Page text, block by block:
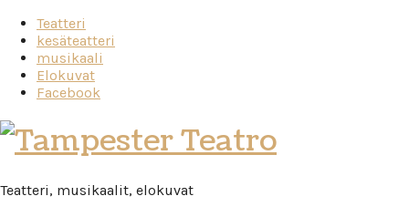
Teatteri
kesäteatteri
musikaali
Elokuvat
Facebook
Tampester
Teatro
Teatteri, musikaalit, elokuvat